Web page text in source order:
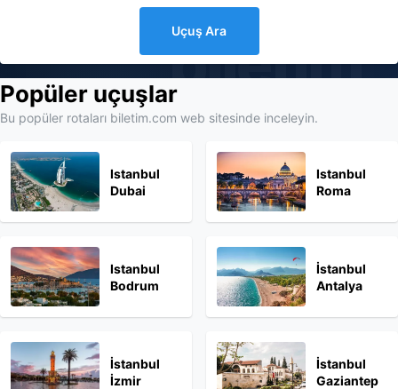
biletim
Uçuş Ara
Popüler uçuşlar
Bu popüler rotaları biletim.com web sitesinde inceleyin.
Istanbul
Dubai
Istanbul
Roma
Istanbul
Bodrum
İstanbul
Antalya
İstanbul
İzmir
İstanbul
Gaziantep